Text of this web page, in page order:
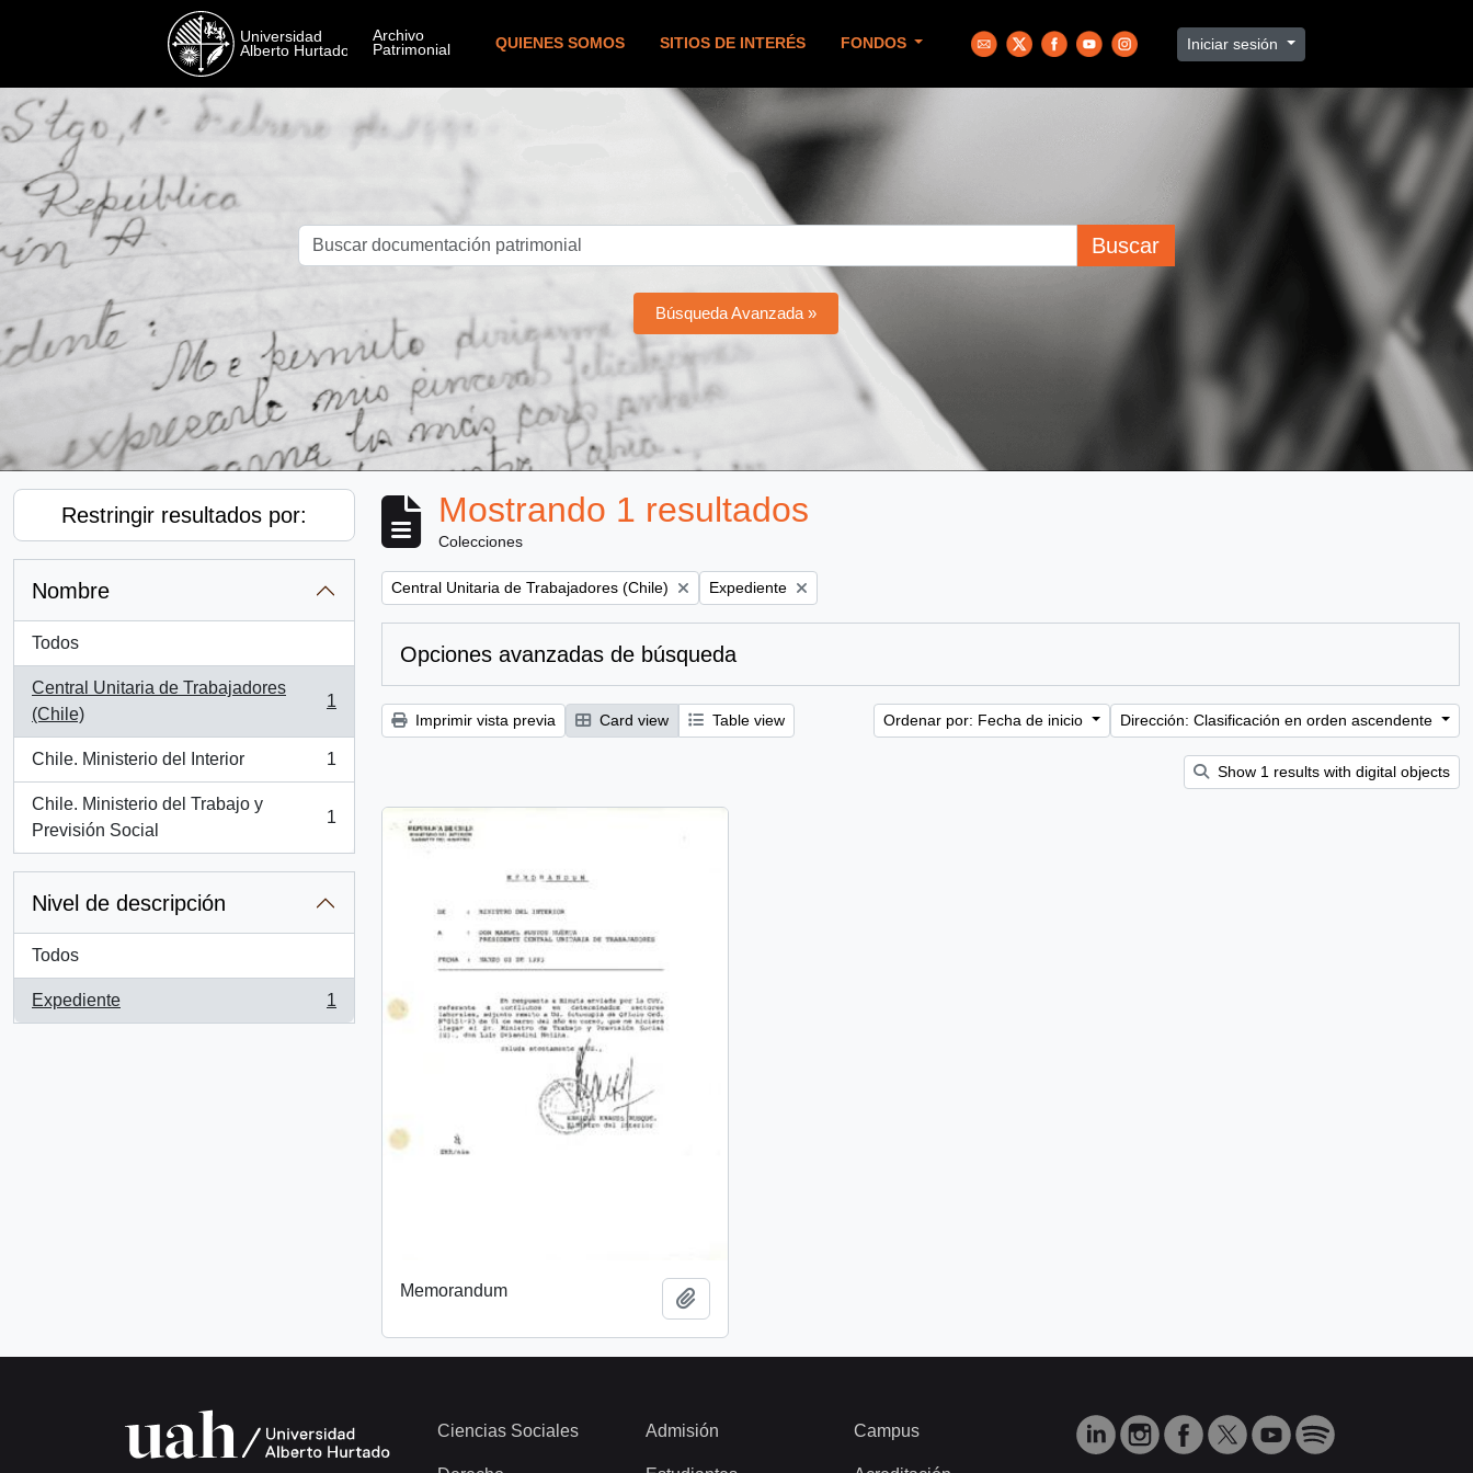
QUIENES SOMOS SITIOS DE INTERÉS FONDOS Iniciar sesión
Buscar
Búsqueda Avanzada »
Restringir resultados por:
Nombre
Todos
Central Unitaria de Trabajadores
(Chile)
, 1 resultados
1
Chile. Ministerio del Interior
, 1 resultados
1
Chile. Ministerio del Trabajo y
Previsión Social
, 1 resultados
1
Nivel de descripción
Todos
Expediente
, 1 resultados
1
Mostrando 1 resultados
Colecciones
Remove filter:
Central Unitaria de Trabajadores (Chile) Remove filter:
Expediente
Opciones avanzadas de búsqueda
Imprimir vista previa Card view Table view Ordenar por: Fecha de inicio Dirección: Clasificación en orden ascendente
Show 1 results with digital objects
Memorandum
Ciencias Sociales Admisión Campus